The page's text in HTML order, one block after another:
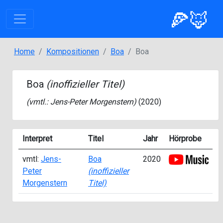
🍕🦊
Home Kompositionen Boa Boa
Boa (inoffizieller Titel)
(vmtl.: Jens-Peter Morgenstern) (2020)
Interpret Titel Jahr Hörprobe
vmtl: Jens-
Peter
Morgenstern
Boa
(inoffizieller
Titel)
2020